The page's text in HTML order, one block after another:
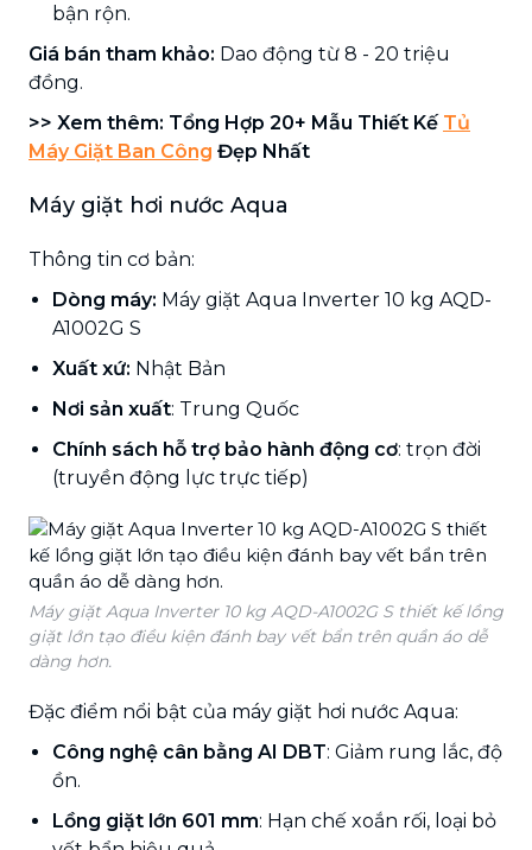
bận rộn.
Giá bán tham khảo: Dao động từ 8 - 20 triệu
đồng.
>> Xem thêm: Tổng Hợp 20+ Mẫu Thiết Kế Tủ
Máy Giặt Ban Công Đẹp Nhất
Máy giặt hơi nước Aqua
Thông tin cơ bản:
Dòng máy: Máy giặt Aqua Inverter 10 kg AQD-
A1002G S
Xuất xứ: Nhật Bản
Nơi sản xuất: Trung Quốc
Chính sách hỗ trợ bảo hành động cơ: trọn đời
(truyền động lực trực tiếp)
Máy giặt Aqua Inverter 10 kg AQD-A1002G S thiết kế lồng
giặt lớn tạo điều kiện đánh bay vết bẩn trên quần áo dễ
dàng hơn.
Đặc điểm nổi bật của máy giặt hơi nước Aqua:
Công nghệ cân bằng AI DBT: Giảm rung lắc, độ
ồn.
Lồng giặt lớn 601 mm: Hạn chế xoắn rối, loại bỏ